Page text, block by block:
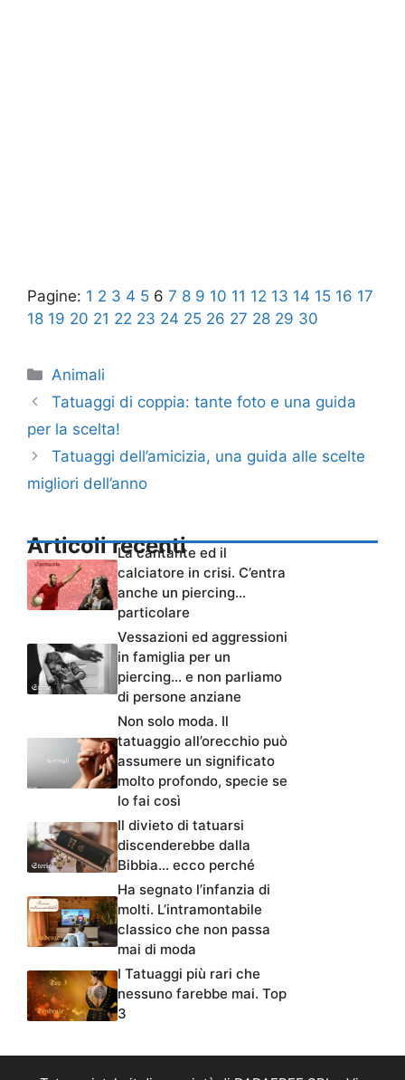
Pagine: 1 2 3 4 5 6 7 8 9 10 11 12 13 14 15 16 17
18 19 20 21 22 23 24 25 26 27 28 29 30
Categorie
Animali
Tatuaggi di coppia: tante foto e una guida
per la scelta!
Tatuaggi dell’amicizia, una guida alle scelte
migliori dell’anno
Articoli recenti
La cantante ed il
calciatore in crisi. C’entra
anche un piercing…
particolare
Vessazioni ed aggressioni
in famiglia per un
piercing… e non parliamo
di persone anziane
Non solo moda. Il
tatuaggio all’orecchio può
assumere un significato
molto profondo, specie se
lo fai così
Il divieto di tatuarsi
discenderebbe dalla
Bibbia… ecco perché
Ha segnato l’infanzia di
molti. L’intramontabile
classico che non passa
mai di moda
I Tatuaggi più rari che
nessuno farebbe mai. Top
3